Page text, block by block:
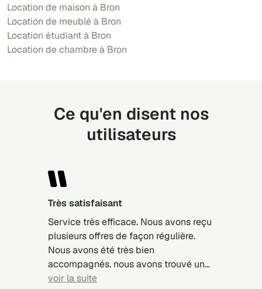
Location de maison à Bron
Location de meublé à Bron
Location étudiant à Bron
Location de chambre à Bron
Ce qu'en disent nos
utilisateurs
Très satisfaisant
Service très efficace. Nous avons reçu
plusieurs offres de façon régulière.
Nous avons été très bien
accompagnés. nous avons trouvé un
appartement pour notre fille. Merci.
voir la suite